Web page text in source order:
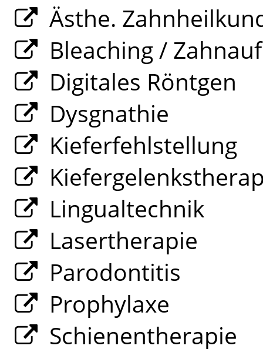
Ästhe.
Bleaching /
Digitales Röntgen
Dysgnathie
Kieferfehlstellung
Lingualtechnik
Lasertherapie
Parodontitis
Prophylaxe
Schienentherapie